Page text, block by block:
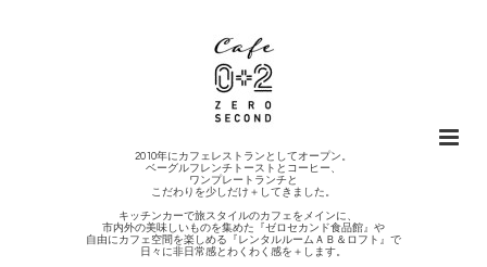
2010年にカフェレストランとしてオープン。
ベーグルフレンチトーストとコーヒー、
ワンプレートランチと
こだわりを少しだけ＋してきました。
キッチンカーで旅スタイルのカフェをメインに、
市内外の美味しいものを集めた『ゼロセカンド食品館』や
自由にカフェ空間を楽しめる『レンタルルームＡＢ＆ロフト』で
日々に非日常感とわくわく感を＋します。